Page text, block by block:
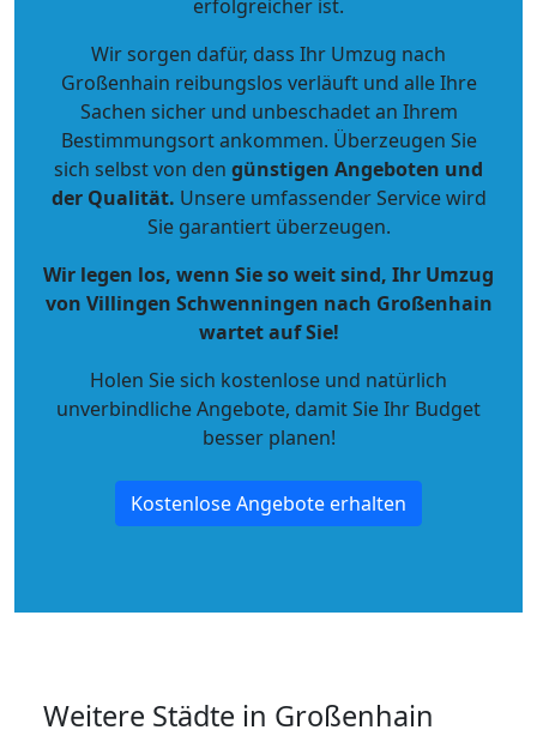
erfolgreicher ist.
Wir sorgen dafür, dass Ihr Umzug nach
Großenhain reibungslos verläuft und alle Ihre
Sachen sicher und unbeschadet an Ihrem
Bestimmungsort ankommen. Überzeugen Sie
sich selbst von den günstigen Angeboten und
der Qualität. Unsere umfassender Service wird
Sie garantiert überzeugen.
Wir legen los, wenn Sie so weit sind, Ihr Umzug
von Villingen Schwenningen nach Großenhain
wartet auf Sie!
Holen Sie sich kostenlose und natürlich
unverbindliche Angebote, damit Sie Ihr Budget
besser planen!
Kostenlose Angebote erhalten
Weitere Städte in Großenhain